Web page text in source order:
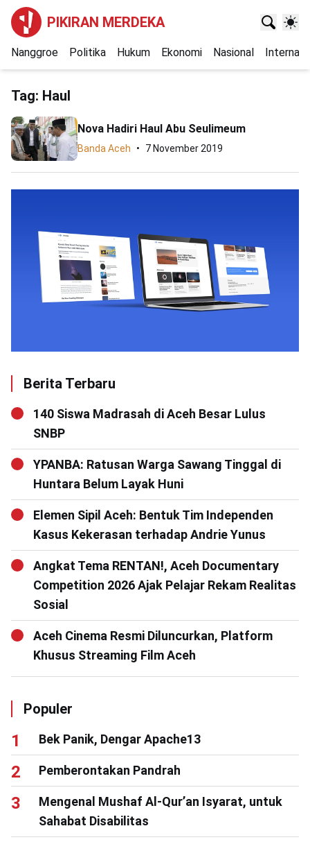
PIKIRAN MERDEKA
Nanggroe Politika Hukum Ekonomi Nasional
Tag: Haul
Nova Hadiri Haul Abu Seulimeum
Banda Aceh 7 November 2019
Berita Terbaru
140 Siswa Madrasah di Aceh Besar Lulus
SNBP
YPANBA: Ratusan Warga Sawang Tinggal di
Huntara Belum Layak Huni
Elemen Sipil Aceh: Bentuk Tim Independen
Kasus Kekerasan terhadap Andrie Yunus
Angkat Tema RENTAN!, Aceh Documentary
Competition 2026 Ajak Pelajar Rekam Realitas
Sosial
Aceh Cinema Resmi Diluncurkan, Platform
Khusus Streaming Film Aceh
Populer
Bek Panik, Dengar Apache13
Pemberontakan Pandrah
Mengenal Mushaf Al-Qur’an Isyarat, untuk
Sahabat Disabilitas